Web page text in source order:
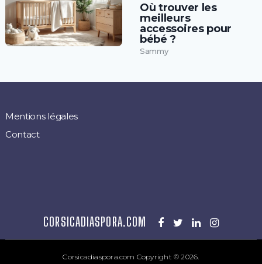
Où trouver les
meilleurs
accessoires pour
bébé ?
Sammy
Mentions légales
Contact
CORSICADIASPORA.COM
Corsicadiaspora.com Copyright © 2026.